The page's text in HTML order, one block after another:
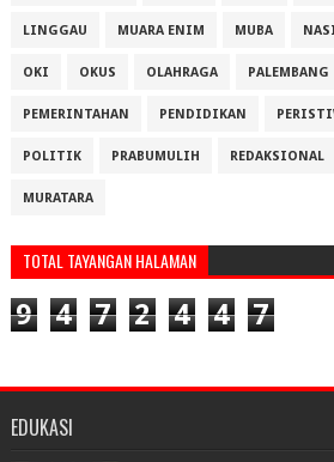
LINGGAU MUARA ENIM MUBA
OKI OKUS OLAHRAGA PALEMBANG
PEMERINTAHAN PENDIDIKAN
POLITIK PRABUMULIH REDAKSIONAL
MURATARA
TOTAL TAYANGAN HALAMAN
9 4 7 2 4 4 7
EDUKASI